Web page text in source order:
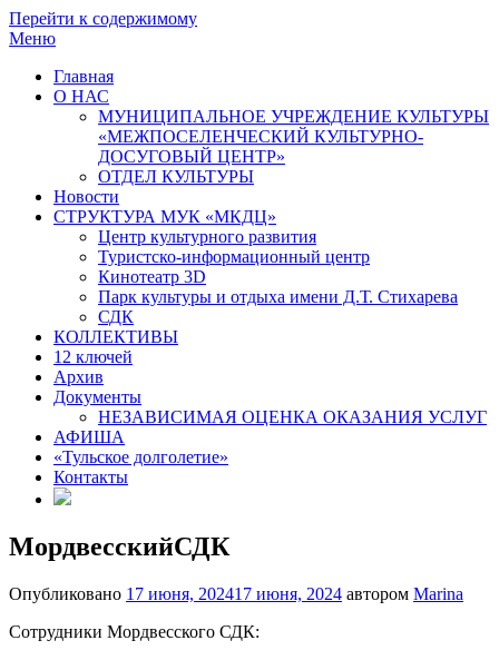
Перейти к содержимому
Меню
Главная
О НАС
МУНИЦИПАЛЬНОЕ УЧРЕЖДЕНИЕ КУЛЬТУРЫ
«МЕЖПОСЕЛЕНЧЕСКИЙ КУЛЬТУРНО-
ДОСУГОВЫЙ ЦЕНТР»
ОТДЕЛ КУЛЬТУРЫ
Новости
СТРУКТУРА МУК «МКДЦ»
Центр культурного развития
Туристско-информационный центр
Кинотеатр 3D
Парк культуры и отдыха имени Д.Т. Стихарева
СДК
КОЛЛЕКТИВЫ
12 ключей
Архив
Документы
НЕЗАВИСИМАЯ ОЦЕНКА ОКАЗАНИЯ УСЛУГ
АФИША
«Тульское долголетие»
Контакты
МордвесскийСДК
Опубликовано 17 июня, 202417 июня, 2024 автором Marina
Сотрудники Мордвесского СДК: